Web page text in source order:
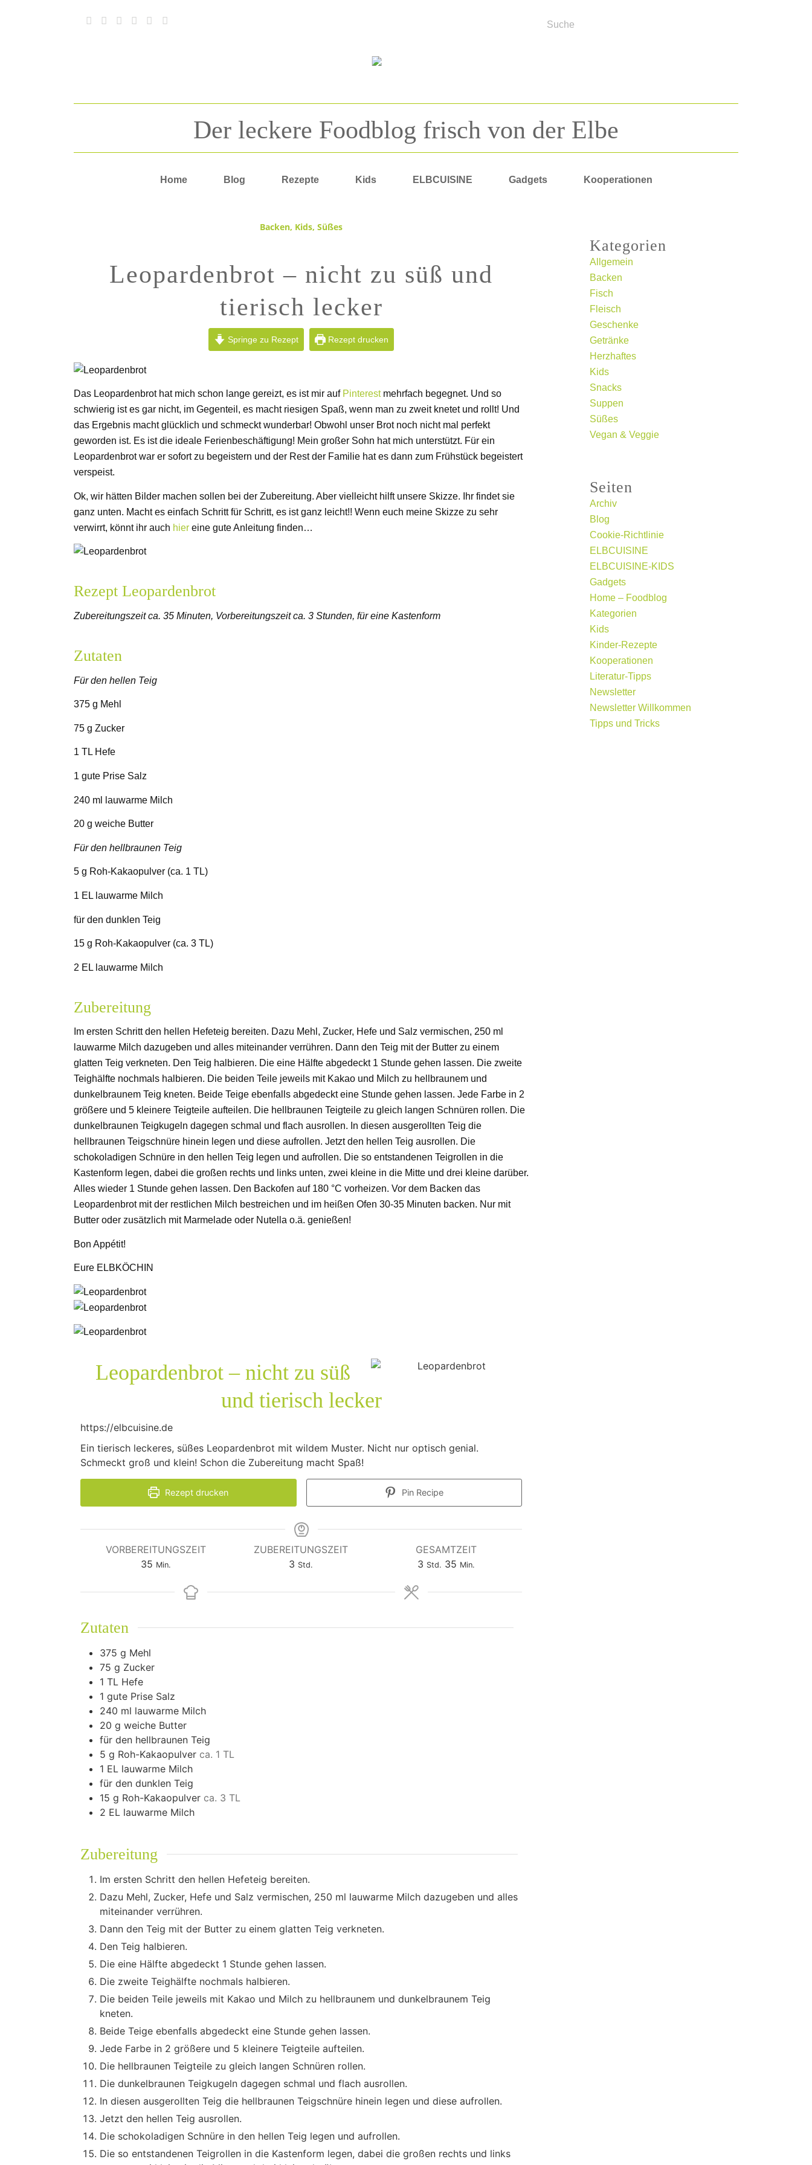
Der leckere Foodblog frisch von der Elbe
Home Blog Rezepte Kids ELBCUISINE Gadgets Kooperationen
Backen, Kids, Süßes
Leopardenbrot – nicht zu süß und
tierisch lecker
Springe zu Rezept Rezept drucken
Das Leopardenbrot hat mich schon lange gereizt, es ist mir auf Pinterestmehrfach begegnet. Und so
schwierig ist es gar nicht, im Gegenteil, es macht riesigen Spaß, wenn man zu zweit knetet und rollt! Und
das Ergebnis macht glücklich und schmeckt wunderbar! Obwohl unser Brot noch nicht mal perfekt
geworden ist. Es ist die ideale Ferienbeschäftigung! Mein großer Sohn hat mich unterstützt. Für ein
Leopardenbrot war er sofort zu begeistern und der Rest der Familie hat es dann zum Frühstück begeistert
verspeist.
Ok, wir hätten Bilder machen sollen bei der Zubereitung. Aber vielleicht hilft unsere Skizze. Ihr findet sie
ganz unten. Macht es einfach Schritt für Schritt, es ist ganz leicht!! Wenn euch meine Skizze zu sehr
verwirrt, könnt ihr auch hier eine gute Anleitung finden…
Rezept Leopardenbrot
Zubereitungszeit ca. 35 Minuten, Vorbereitungszeit ca. 3 Stunden, für eine Kastenform
Zutaten
Für den hellen Teig
375 g Mehl
75 g Zucker
1 TL Hefe
1 gute Prise Salz
240 ml lauwarme Milch
20 g weiche Butter
Für den hellbraunen Teig
5 g Roh-Kakaopulver (ca. 1 TL)
1 EL lauwarme Milch
für den dunklen Teig
15 g Roh-Kakaopulver (ca. 3 TL)
2 EL lauwarme Milch
Zubereitung
Im ersten Schritt den hellen Hefeteig bereiten. Dazu Mehl, Zucker, Hefe und Salz vermischen, 250 ml
lauwarme Milch dazugeben und alles miteinander verrühren. Dann den Teig mit der Butter zu einem
glatten Teig verkneten. Den Teig halbieren. Die eine Hälfte abgedeckt 1 Stunde gehen lassen. Die zweite
Teighälfte nochmals halbieren. Die beiden Teile jeweils mit Kakao und Milch zu hellbraunem und
dunkelbraunem Teig kneten. Beide Teige ebenfalls abgedeckt eine Stunde gehen lassen. Jede Farbe in 2
größere und 5 kleinere Teigteile aufteilen. Die hellbraunen Teigteile zu gleich langen Schnüren rollen. Die
dunkelbraunen Teigkugeln dagegen schmal und flach ausrollen. In diesen ausgerollten Teig die
hellbraunen Teigschnüre hinein legen und diese aufrollen. Jetzt den hellen Teig ausrollen. Die
schokoladigen Schnüre in den hellen Teig legen und aufrollen. Die so entstandenen Teigrollen in die
Kastenform legen, dabei die großen rechts und links unten, zwei kleine in die Mitte und drei kleine darüber.
Alles wieder 1 Stunde gehen lassen. Den Backofen auf 180 °C vorheizen. Vor dem Backen das
Leopardenbrot mit der restlichen Milch bestreichen und im heißen Ofen 30-35 Minuten backen. Nur mit
Butter oder zusätzlich mit Marmelade oder Nutella o.ä. genießen!
Bon Appétit!
Eure ELBKÖCHIN
Leopardenbrot – nicht zu süß
und tierisch lecker
https://elbcuisine.de
Ein tierisch leckeres, süßes Leopardenbrot mit wildem Muster. Nicht nur optisch genial.
Schmeckt groß und klein! Schon die Zubereitung macht Spaß!
Rezept drucken Pin Recipe
VORBEREITUNGSZEIT
35 Minuten
Min.
ZUBEREITUNGSZEIT
3 Stunden
Std.
GESAMTZEIT
3 Stunden
Std. 35 Minuten
Min.
Zutaten
375 g Mehl
75 g Zucker
1 TL Hefe
1 gute Prise Salz
240 ml lauwarme Milch
20 g weiche Butter
für den hellbraunen Teig
5 g Roh-Kakaopulver ca. 1 TL
1 EL lauwarme Milch
für den dunklen Teig
15 g Roh-Kakaopulver ca. 3 TL
2 EL lauwarme Milch
Zubereitung
Im ersten Schritt den hellen Hefeteig bereiten.
Dazu Mehl, Zucker, Hefe und Salz vermischen, 250 ml lauwarme Milch dazugeben und alles
miteinander verrühren.
Dann den Teig mit der Butter zu einem glatten Teig verkneten.
Den Teig halbieren.
Die eine Hälfte abgedeckt 1 Stunde gehen lassen.
Die zweite Teighälfte nochmals halbieren.
Die beiden Teile jeweils mit Kakao und Milch zu hellbraunem und dunkelbraunem Teig
kneten.
Beide Teige ebenfalls abgedeckt eine Stunde gehen lassen.
Jede Farbe in 2 größere und 5 kleinere Teigteile aufteilen.
Die hellbraunen Teigteile zu gleich langen Schnüren rollen.
Die dunkelbraunen Teigkugeln dagegen schmal und flach ausrollen.
In diesen ausgerollten Teig die hellbraunen Teigschnüre hinein legen und diese aufrollen.
Jetzt den hellen Teig ausrollen.
Die schokoladigen Schnüre in den hellen Teig legen und aufrollen.
Die so entstandenen Teigrollen in die Kastenform legen, dabei die großen rechts und links
Kategorien
Allgemein
Backen
Fisch
Fleisch
Geschenke
Getränke
Herzhaftes
Kids
Snacks
Suppen
Süßes
Vegan & Veggie
Seiten
Archiv
Blog
Cookie-Richtlinie
ELBCUISINE
ELBCUISINE-KIDS
Gadgets
Home – Foodblog
Kategorien
Kids
Kinder-Rezepte
Kooperationen
Literatur-Tipps
Newsletter
Newsletter Willkommen
Tipps und Tricks